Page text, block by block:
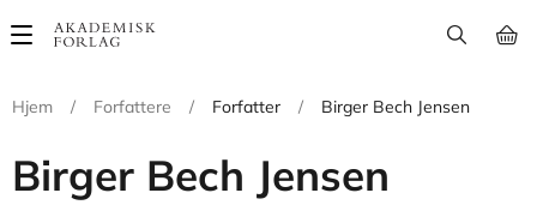
Main
Hjem
/ Forfattere / Forfatter / Birger Bech Jensen
Birger Bech Jensen